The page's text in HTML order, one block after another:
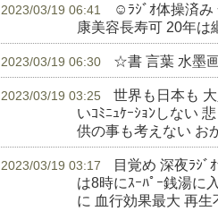
2023/03/19 06:41
☺ﾗｼﾞｵ体操済み
康美容長寿可 20年は
2023/03/19 06:30 ☆書 言葉 水墨
2023/03/19 03:25
世界も日本も
いｺﾐﾆｭｹｰｼｮﾝしない
供の事も考えない お
2023/03/19 03:17
目覚め 深夜ﾗｼﾞ
は8時にｽｰﾊﾟｰ銭湯に
に 血行効果最大 再